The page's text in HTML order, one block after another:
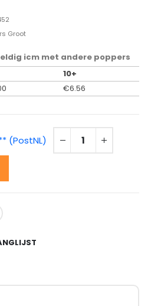
Groot
geldig icm met andere poppers
10+
€6.56
(PostNL)